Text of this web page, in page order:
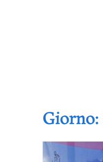
Giorno: